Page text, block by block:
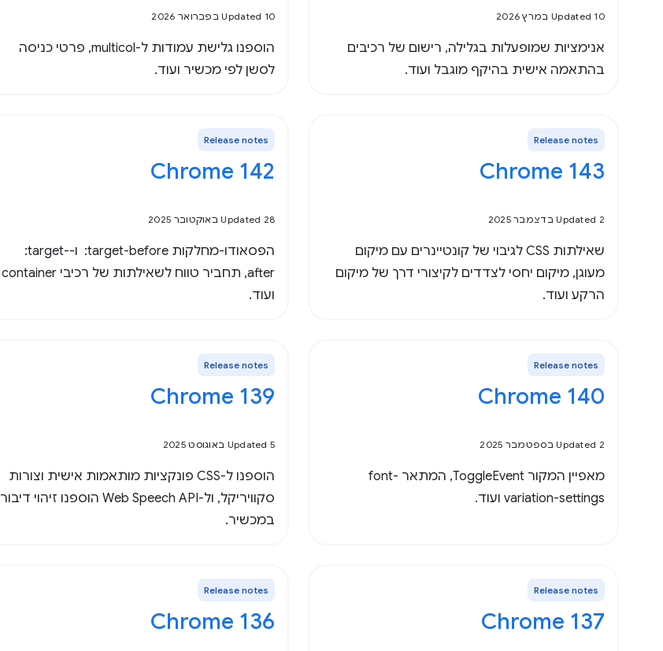
Updated 10 במרץ 2026
אנימציות שמופעלות בגלילה, רישום של רכיבים
בהתאמה אישית בהיקף מוגבל ועוד.
Updated 10 בפברואר 2026
הוספנו גלישת עמודות ל-multicol, פרטי כניסה
לסשן לפי מכשיר ועוד.
Release notes
Chrome 143
Updated 2 בדצמבר 2025
שאילתות CSS לגיבוי של קונטיינרים עם מיקום
מעוגן, מיקום יחסי לצדדים לקיצורי דרך של מיקום
הרקע ועוד.
Release notes
‫Chrome 142
Updated 28 באוקטובר 2025
הפסאודו-מחלקות ‎ :target-before ו-‎ :target-
after, תחביר טווח לשאילתות של רכיבי container
ועוד.
Release notes
Chrome 140
Updated 2 בספטמבר 2025
מאפיין המקור ToggleEvent, המתאר font-
variation-settings ועוד.
Release notes
‫Chrome 139
Updated 5 באוגוסט 2025
הוספנו ל-CSS פונקציות מותאמות אישית וצורות
סקוויריקל, ול-Web Speech API הוספנו זיהוי דיבור
במכשיר.
Release notes
Chrome 137
Release notes
Chrome 136